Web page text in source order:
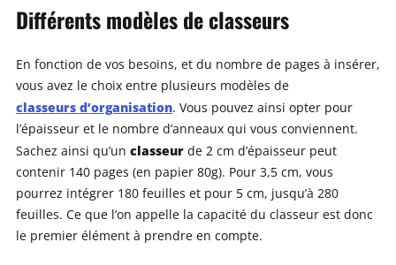
Différents modèles de classeurs
En fonction de vos besoins, et du nombre de pages à insérer,
vous avez le choix entre plusieurs modèles de
classeurs d’organisation. Vous pouvez ainsi opter pour
l’épaisseur et le nombre d’anneaux qui vous conviennent.
Sachez ainsi qu’un classeurde 2 cm d’épaisseur peut
contenir 140 pages (en papier 80g). Pour 3,5 cm, vous
pourrez intégrer 180 feuilles et pour 5 cm, jusqu’à 280
feuilles. Ce que l’on appelle la capacité du classeur est donc
le premier élément à prendre en compte.